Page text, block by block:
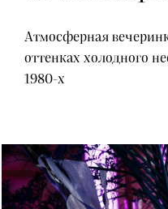
Атмосферная
оттенках холодного
1980-х